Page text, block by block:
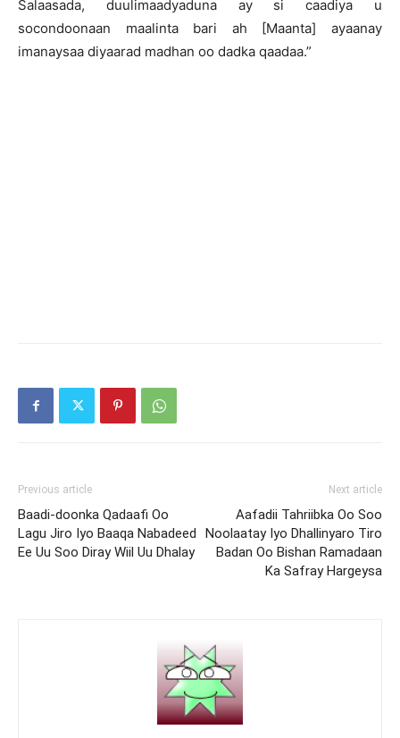
Salaasada, duulimaadyaduna ay si caadiya u
socondoonaan maalinta bari ah [Maanta] ayaanay
imanaysaa diyaarad madhan oo dadka qaadaa.”
Previous article
Baadi-doonka Qadaafi Oo
Lagu Jiro Iyo Baaqa Nabadeed
Ee Uu Soo Diray Wiil Uu Dhalay
Next article
Aafadii Tahriibka Oo Soo
Noolaatay Iyo Dhallinyaro Tiro
Badan Oo Bishan Ramadaan
Ka Safray Hargeysa